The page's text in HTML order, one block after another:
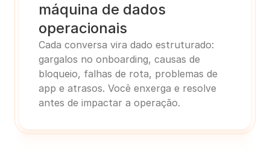
máquina de dados
operacionais
Cada conversa vira dado estruturado:
gargalos no onboarding, causas de
bloqueio, falhas de rota, problemas de
app e atrasos. Você enxerga e resolve
antes de impactar a operação.